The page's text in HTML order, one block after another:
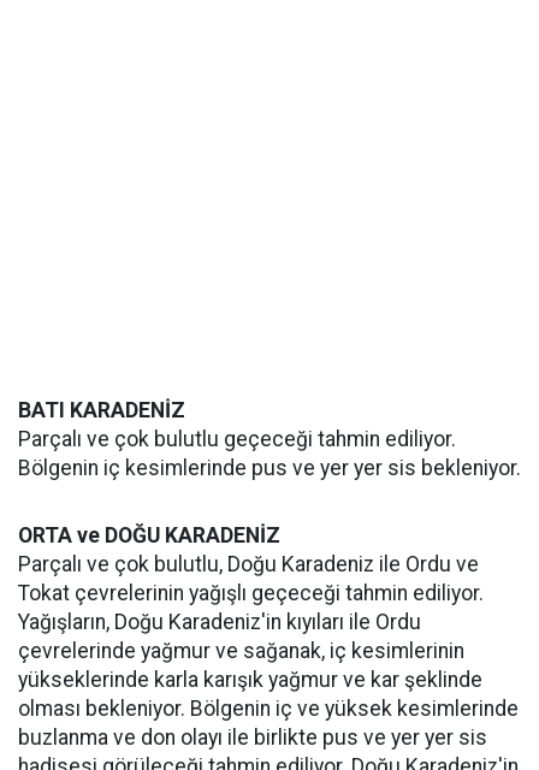
BATI KARADENİZ
Parçalı ve çok bulutlu geçeceği tahmin ediliyor.
Bölgenin iç kesimlerinde pus ve yer yer sis bekleniyor.
ORTA ve DOĞU KARADENİZ
Parçalı ve çok bulutlu, Doğu Karadeniz ile Ordu ve
Tokat çevrelerinin yağışlı geçeceği tahmin ediliyor.
Yağışların, Doğu Karadeniz'in kıyıları ile Ordu
çevrelerinde yağmur ve sağanak, iç kesimlerinin
yükseklerinde karla karışık yağmur ve kar şeklinde
olması bekleniyor. Bölgenin iç ve yüksek kesimlerinde
buzlanma ve don olayı ile birlikte pus ve yer yer sis